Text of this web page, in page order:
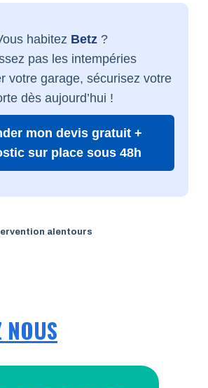
habitez Betz?
pas les intempéries
votre garage, sécurisez votre
dès aujourd’hui !
mon devis gratuit +
sur place sous 48h
alentours
NOUS